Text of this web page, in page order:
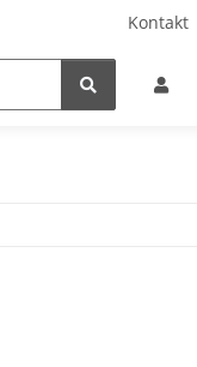
Kontakt
Dienstleistungen